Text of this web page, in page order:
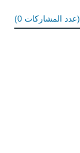
المشاركات 0
)